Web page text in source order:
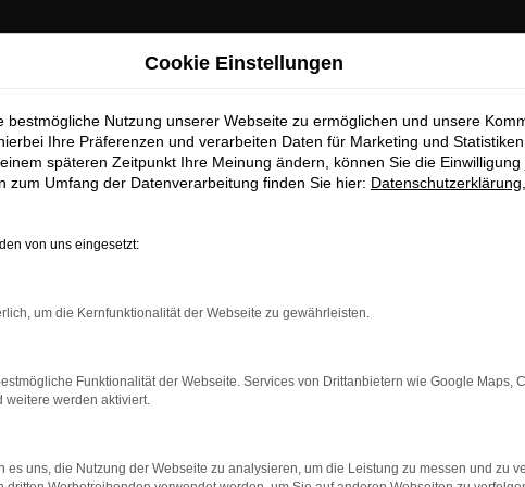
bestimmter Seiten verhindern. Funktioniert die Seite in einem
auf dem neuesten Stand sind.
Cookie Einstellungen
bestmögliche Nutzung unserer Webseite zu ermöglichen und unsere
Ihre Präferenzen und verarbeiten Daten für Marketing und
späteren Zeitpunkt Ihre Meinung ändern, können Sie die
zum Umfang der Datenverarbeitung finden Sie hier: Datenschutzerklärung
von uns eingesetzt:
um die Kernfunktionalität der Webseite zu gewährleisten.
Funktionalität der Webseite. Services von Drittanbietern wie Google Maps,
weitere werden aktiviert.
es uns, die Nutzung der Webseite zu analysieren, um die Leistung zu messen und zu